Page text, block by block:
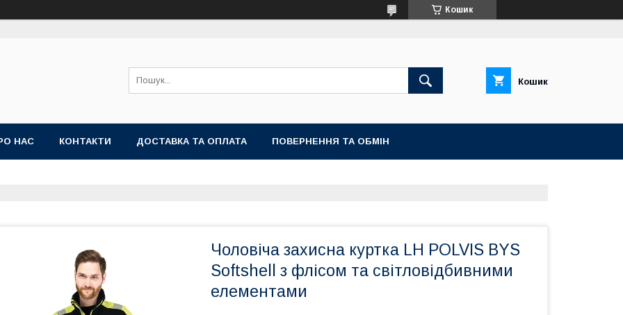
Кошик
Кошик
НАС КОНТАКТИ ДОСТАВКА ТА ОПЛАТА ПОВЕРНЕННЯ ТА ОБМІН
Чоловіча захисна куртка LH POLVIS BYS
Softshell з флісом та світловідбивними
елементами